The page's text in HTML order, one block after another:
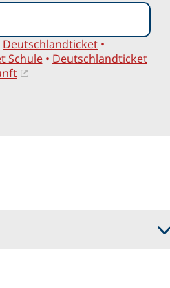
Deutschlandticket •
Schule• Deutschlandticket